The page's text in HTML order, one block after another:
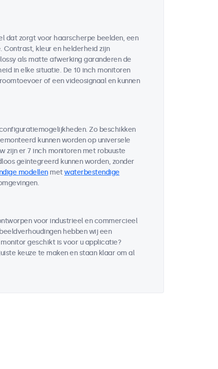
dat zorgt voor haarscherpe beelden, een
Contrast, kleur en helderheid zijn
als matte afwerking garanderen de
in elke situatie. De 10 inch monitoren
of een videosignaal en kunnen
Zo beschikken
kunnen worden op universele
zijn er 7 inch monitoren met robuuste
geïntegreerd kunnen worden, zonder
modellenmetwaterbestendige
voor industrieel en commercieel
hebben wij een
geschikt is voor u applicatie?
keuze te maken en staan klaar om al